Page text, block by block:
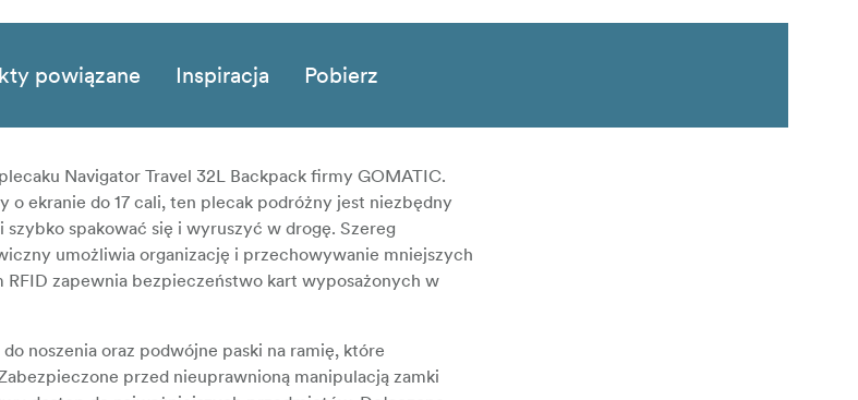
powiązane Inspiracja Pobierz
Navigator Travel 32L Backpack firmy GOMATIC.
ekranie do 17 cali, ten plecak podróżny jest niezbędny
spakować się i wyruszyć w drogę. Szereg
umożliwia organizację i przechowywanie mniejszych
zapewnia bezpieczeństwo kart wyposażonych w
noszenia oraz podwójne paski na ramię, które
przed nieuprawnioną manipulacją zamki